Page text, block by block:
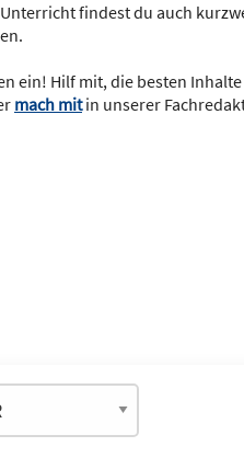
findest du auch
ein! Hilf mit, die besten
mach mitin unserer